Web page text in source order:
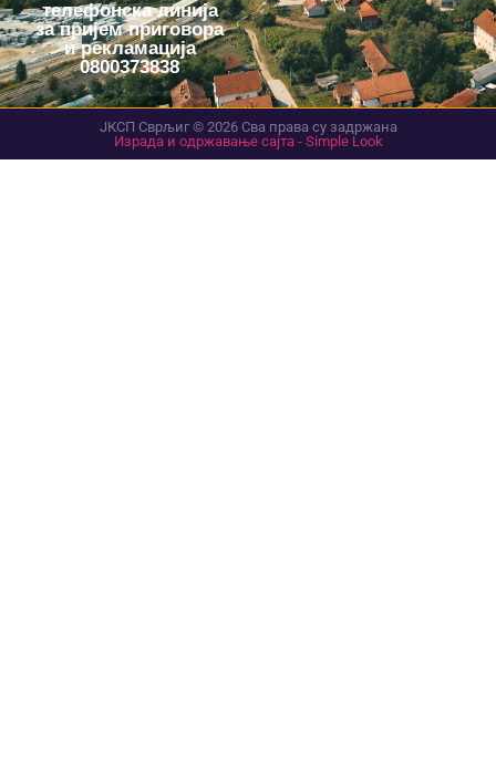
телефонска линија
за пријем приговора
и рекламација
0800373838
ЈКСП Сврљиг © 2026 Сва права су задржана
Израда и одржавање сајта - Simple Look